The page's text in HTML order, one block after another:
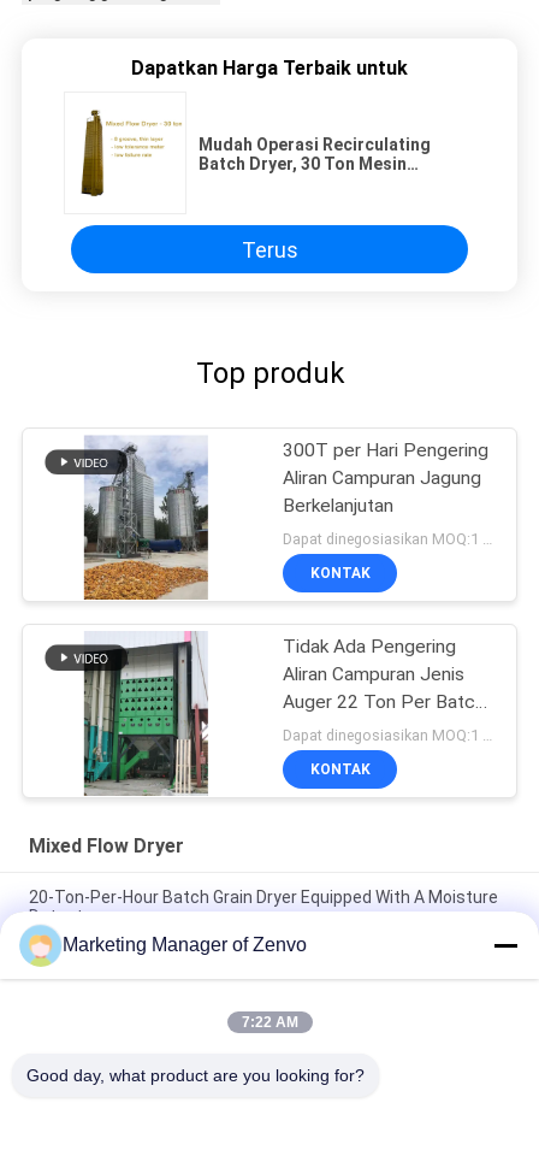
Dapatkan Harga Terbaik untuk
Mudah Operasi Recirculating
Batch Dryer, 30 Ton Mesin
Terus
Top produk
300T per Hari Pengering
Aliran Campuran Jagung
Berkelanjutan
Dapat dinegosiasikan MOQ:1 set
KONTAK
Tidak Ada Pengering
Aliran Campuran Jenis
Auger 22 Ton Per Batch
Untuk Padi Jagung
KONTAK
Mixed Flow Dryer
20-Ton-Per-Hour Batch Grain Dryer Equipped With A Moisture
Detector
Setiap batch dari 30 ton tanpa Auger L, operasi sederhana dari
pengering, pengering pertanian.
50-Ton Per Batch Recirculating Grain Dryer With Intelligent
Marketing Manager of Zenvo
7:22 AM
Good day, what product are you looking for?